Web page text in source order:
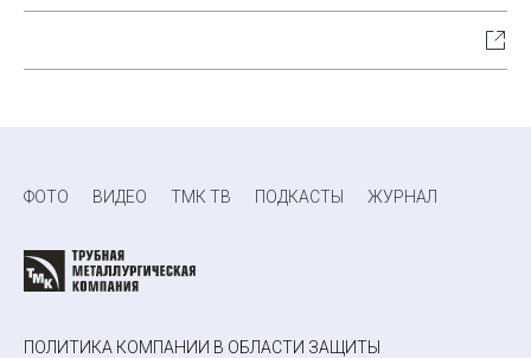
ФОТО ВИДЕО ТМК ТВ ПОДКАСТЫ ЖУРНАЛ
ПОЛИТИКА КОМПАНИИ В ОБЛАСТИ ЗАЩИТЫ